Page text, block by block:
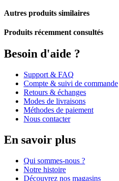
Autres produits similaires
Produits récemment consultés
Besoin d'aide ?
Support & FAQ
Compte & suivi de commande
Retours & échanges
Modes de livraisons
Méthodes de paiement
Nous contacter
En savoir plus
Qui sommes-nous ?
Notre histoire
Découvrez nos magasins